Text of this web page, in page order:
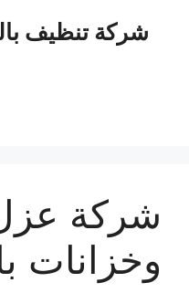
شركة تنظيف
شركة
وخزانات